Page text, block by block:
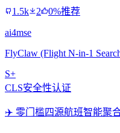
1.5k 2 0%推荐
ai4mse
FlyClaw (Flight N-in-1
S+
CLS安全性认证
✈️ 零门槛四源航班智能聚